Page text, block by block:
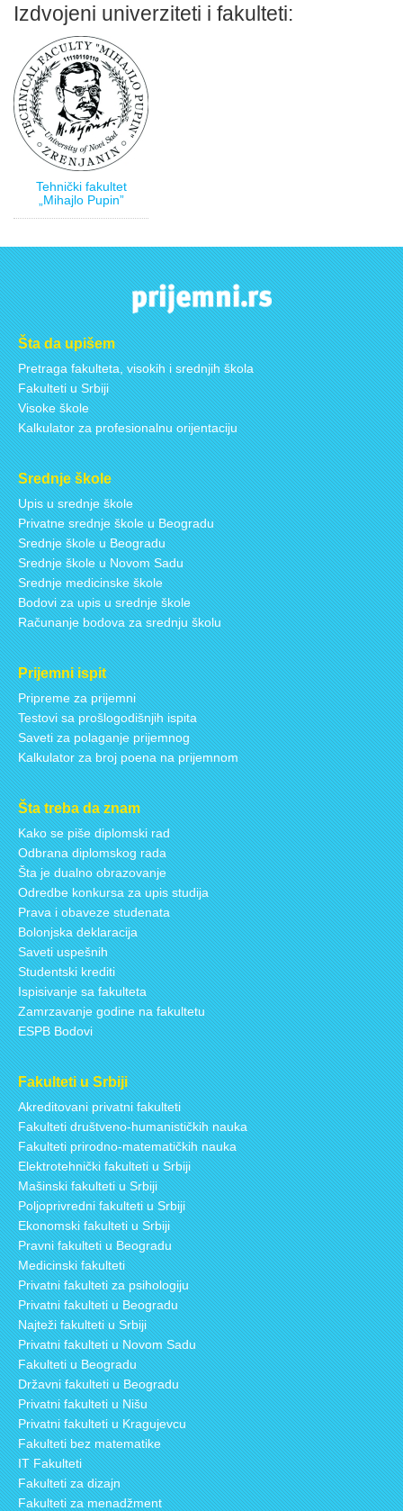
Izdvojeni univerziteti i fakulteti:
Tehnički fakultet
„Mihajlo Pupin”
Šta da upišem
Pretraga fakulteta, visokih i srednjih škola
Fakulteti u Srbiji
Visoke škole
Kalkulator za profesionalnu orijentaciju
Srednje škole
Upis u srednje škole
Privatne srednje škole u Beogradu
Srednje škole u Beogradu
Srednje škole u Novom Sadu
Srednje medicinske škole
Bodovi za upis u srednje škole
Računanje bodova za srednju školu
Prijemni ispit
Pripreme za prijemni
Testovi sa prošlogodišnjih ispita
Saveti za polaganje prijemnog
Kalkulator za broj poena na prijemnom
Šta treba da znam
Kako se piše diplomski rad
Odbrana diplomskog rada
Šta je dualno obrazovanje
Odredbe konkursa za upis studija
Prava i obaveze studenata
Bolonjska deklaracija
Saveti uspešnih
Studentski krediti
Ispisivanje sa fakulteta
Zamrzavanje godine na fakultetu
ESPB Bodovi
Fakulteti u Srbiji
Akreditovani privatni fakulteti
Fakulteti društveno-humanističkih nauka
Fakulteti prirodno-matematičkih nauka
Elektrotehnički fakulteti u Srbiji
Mašinski fakulteti u Srbiji
Poljoprivredni fakulteti u Srbiji
Ekonomski fakulteti u Srbiji
Pravni fakulteti u Beogradu
Medicinski fakulteti
Privatni fakulteti za psihologiju
Privatni fakulteti u Beogradu
Najteži fakulteti u Srbiji
Privatni fakulteti u Novom Sadu
Fakulteti u Beogradu
Državni fakulteti u Beogradu
Privatni fakulteti u Nišu
Privatni fakulteti u Kragujevcu
Fakulteti bez matematike
IT Fakulteti
Fakulteti za dizajn
Fakulteti za menadžment